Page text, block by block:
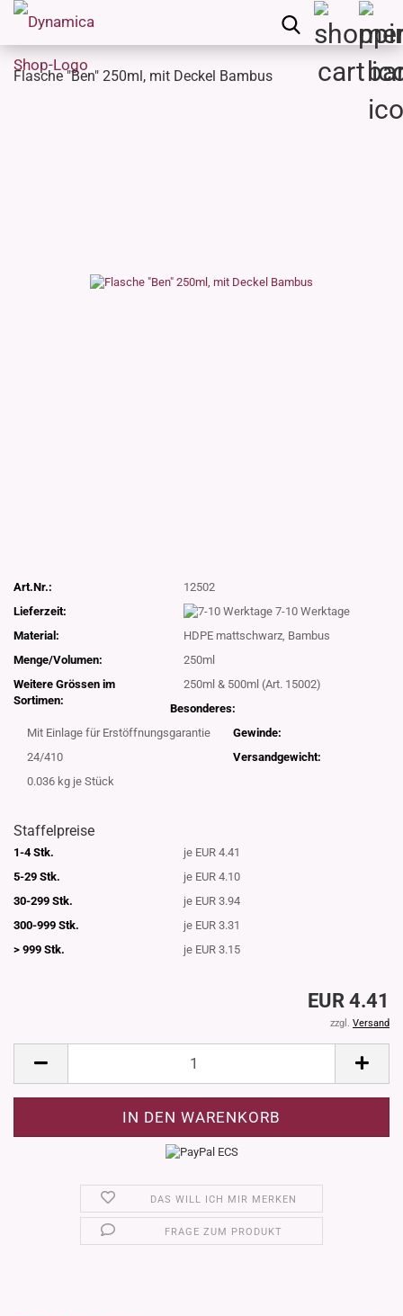
Flasche "Ben" 250ml, mit Deckel Bambus
Art.Nr.:
12502
Lieferzeit:
7-10 Werktage
Material:
HDPE mattschwarz, Bambus
Menge/Volumen:
250ml
Weitere Grössen im
Sortimen:
250ml & 500ml (Art. 15002)
Besonderes:
Mit Einlage für Erstöffnungsgarantie
Gewinde:
24/410
Versandgewicht:
0.036 kg je Stück
Staffelpreise
1-4 Stk.
je EUR 4.41
5-29 Stk.
je EUR 4.10
30-299 Stk.
je EUR 3.94
300-999 Stk.
je EUR 3.31
> 999 Stk.
je EUR 3.15
EUR 4.41
zzgl. Versand
DAS WILL ICH MIR MERKEN
FRAGE ZUM PRODUKT